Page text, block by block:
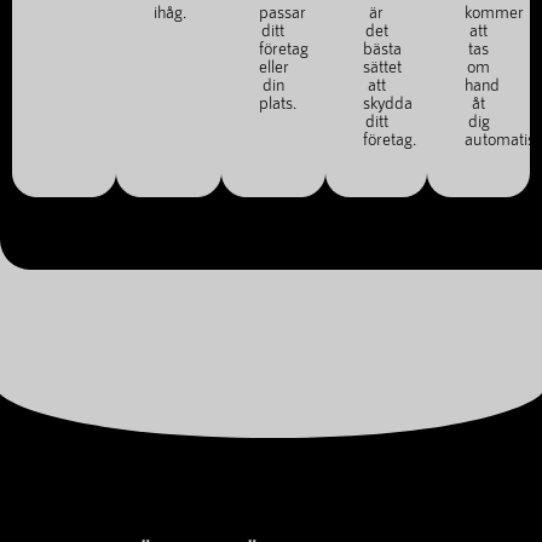
ihåg.
passar
ditt
företag
eller
din
plats.
är
det
bästa
sättet
att
skydda
ditt
företag.
kommer
att
tas
om
hand
åt
dig